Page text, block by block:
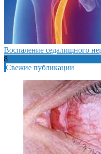
Воспаление седалищного
8
Свежие публикации